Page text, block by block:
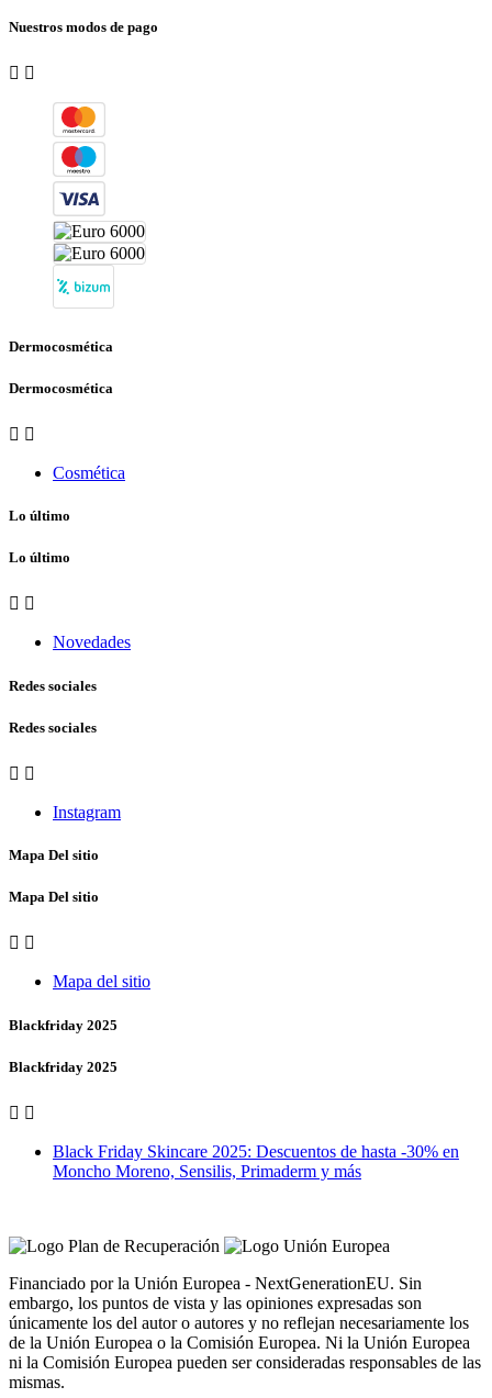
Nuestros modos de pago
 
Dermocosmética
Dermocosmética
 
Cosmética
Lo último
Lo último
 
Novedades
Redes sociales
Redes sociales
 
Instagram
Mapa Del sitio
Mapa Del sitio
 
Mapa del sitio
Blackfriday 2025
Blackfriday 2025
 
Black Friday Skincare 2025: Descuentos de hasta -30% en
Moncho Moreno, Sensilis, Primaderm y más
Financiado por la Unión Europea - NextGenerationEU. Sin
embargo, los puntos de vista y las opiniones expresadas son
únicamente los del autor o autores y no reflejan necesariamente los
de la Unión Europea o la Comisión Europea. Ni la Unión Europea
ni la Comisión Europea pueden ser consideradas responsables de las
mismas.